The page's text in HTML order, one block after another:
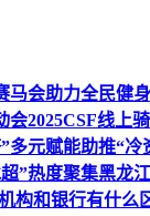
马会助力全民健
2025CSF线上
多元赋能助推“冷
”热度聚集黑龙
构和银行有什么